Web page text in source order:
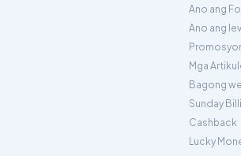
Ano ang
Ano ang
Mga
Bagong
Sunday
Cashback
Lucky